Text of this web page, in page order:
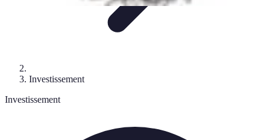
Investissement
Investissement